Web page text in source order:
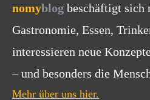
nomyblog beschäftigt sich
Gastronomie, Essen,
interessieren neue
– und besonders die
Mehr über uns hier.